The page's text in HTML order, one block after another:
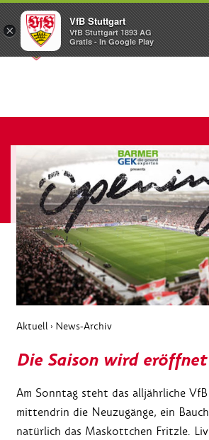
Aktuell › News-Archiv
Die Saison wird eröffnet
Am Sonntag steht das alljährliche
mittendrin die Neuzugänge, ein
natürlich das Maskottchen Fritzle.
×
VfB Stuttgart
VfB Stuttgart 1893 AG
Gratis - In Google Play